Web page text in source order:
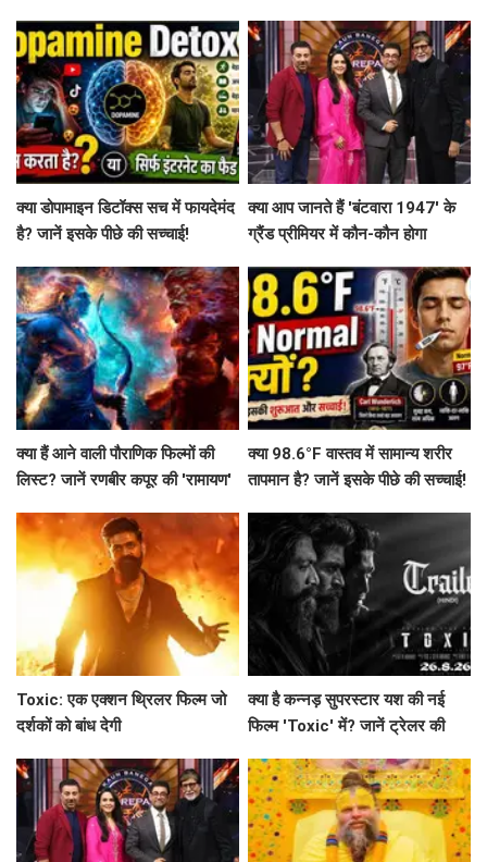
क्या डोपामाइन डिटॉक्स सच में फायदेमंद
है? जानें इसके पीछे की सच्चाई!
क्या आप जानते हैं 'बंटवारा 1947' के
ग्रैंड प्रीमियर में कौन-कौन होगा
क्या हैं आने वाली पौराणिक फिल्मों की
लिस्ट? जानें रणबीर कपूर की 'रामायण'
क्या 98.6°F वास्तव में सामान्य शरीर
तापमान है? जानें इसके पीछे की सच्चाई!
Toxic: एक एक्शन थ्रिलर फिल्म जो
दर्शकों को बांध देगी
क्या है कन्नड़ सुपरस्टार यश की नई
फिल्म 'Toxic' में? जानें ट्रेलर की